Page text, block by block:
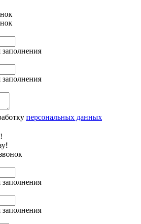
заполнения
заполнения
персональных данных
заполнения
заполнения